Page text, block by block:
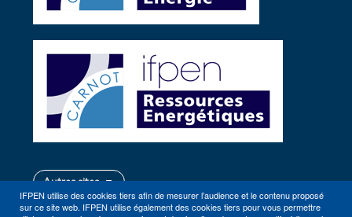
IFPEN utilise des cookies tiers afin de mesurer l’audience et le contenu proposé
sur ce site web. IFPEN utilise également des cookies tiers pour vous permettre
Autres sites